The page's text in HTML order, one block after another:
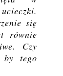
się
równie
Czy
by tego